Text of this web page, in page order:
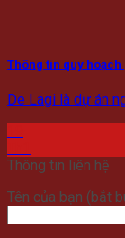
Thông tin quy hoạch
De Lagi là dự án
Thông tin liên hệ
Tên của bạn (bắt